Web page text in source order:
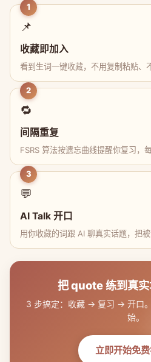
1
📌
收藏即加入
看到生词一键收藏，不用复制粘贴、
2
🔁
间隔重复
FSRS 算法按遗忘曲线提醒你复习，
3
💬
AI Talk 开口
用你收藏的词跟 AI 聊真实话题，把被
把 quote 练到真
3 步搞定：收藏 → 复习 → 开口
始。
立即开始免